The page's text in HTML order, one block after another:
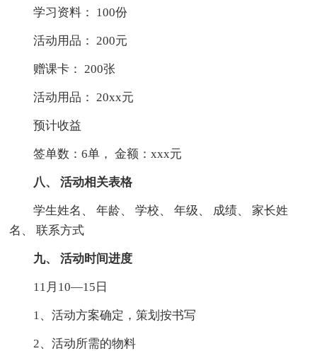
学习资料： 100份
活动用品： 200元
赠课卡： 200张
活动用品： 20xx元
预计收益
签单数：6单， 金额：xxx元
八、 活动相关表格
学生姓名、 年龄、 学校、 年级、 成绩、 家长姓
名、 联系方式
九、 活动时间进度
11月10—15日
1、活动方案确定，策划按书写
2、活动所需的物料